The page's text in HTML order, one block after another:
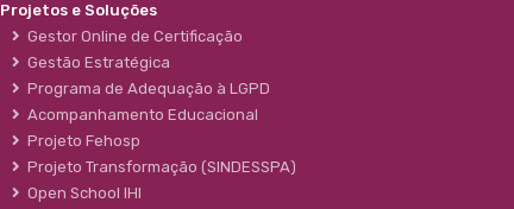
Projetos e Soluções
Gestor Online de Certificação
Gestão Estratégica
Programa de Adequação à LGPD
Acompanhamento Educacional
Projeto Fehosp
Projeto Transformação (SINDESSPA)
Open School IHI